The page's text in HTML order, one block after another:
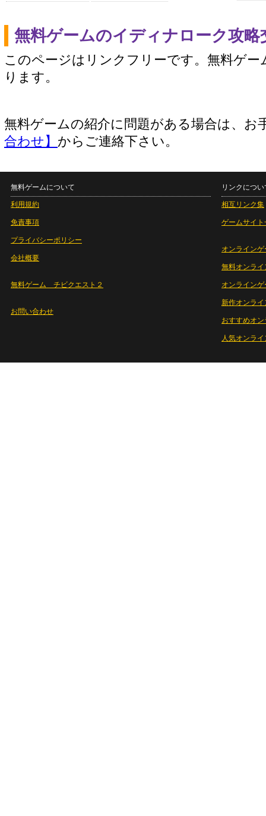
無料ゲームのイディナローク攻
このページはリンクフリーです。無料ゲー
ります。
無料ゲームの紹介に問題がある場合は、お
合わせ】 からご連絡下さい。
無料ゲームについて
利用規約
免責事項
プライバシーポリシー
会社概要
無料ゲーム チビクエスト２
お問い合わせ
リンクについ
相互リンク集
ゲームサイト
オンラインゲ
無料オンライ
オンライン
新作オンライ
おすすめオ
人気オンラ